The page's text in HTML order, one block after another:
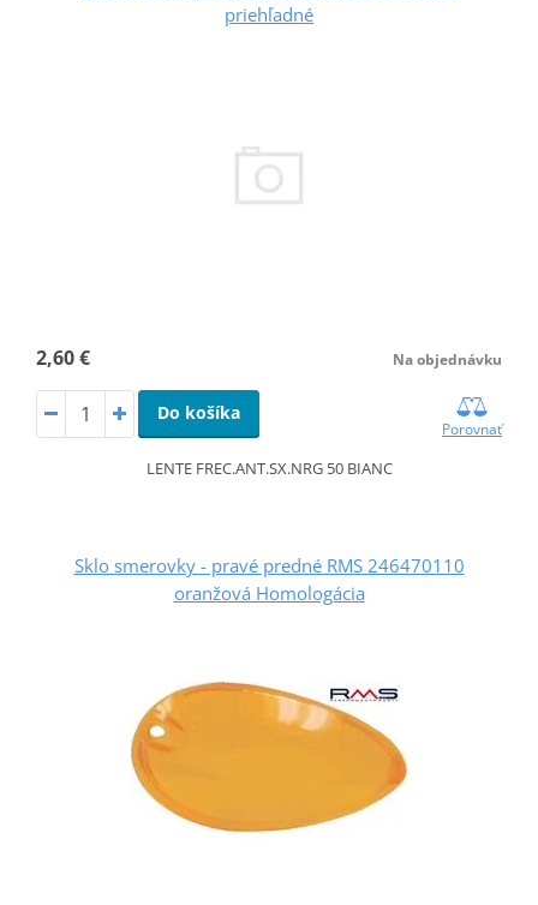
priehľadné
2,60 € Na objednávku
Do košíka
Porovnať
LENTE FREC.ANT.SX.NRG 50 BIANC
Sklo smerovky - pravé predné RMS 246470110
oranžová Homologácia